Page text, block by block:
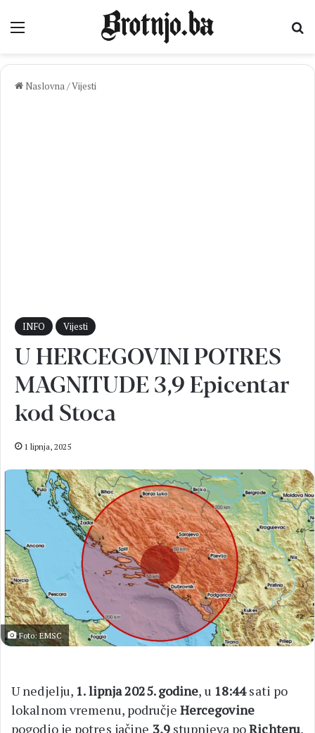
Izbornik
Naslovna/Vijesti
INFO Vijesti
U HERCEGOVINI POTRES
MAGNITUDE 3,9 Epicentar
kod Stoca
1 lipnja, 2025
Foto: EMSC
U nedjelju, 1. lipnja 2025. godine, u 18:44sati po
lokalnom vremenu, područje Hercegovine
pogodio je potres jačine 3,9stupnjeva poRichteru,